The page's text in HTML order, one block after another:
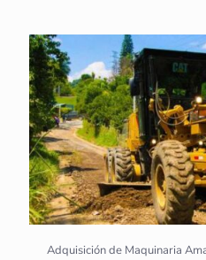
Adquisición de Maquinaria